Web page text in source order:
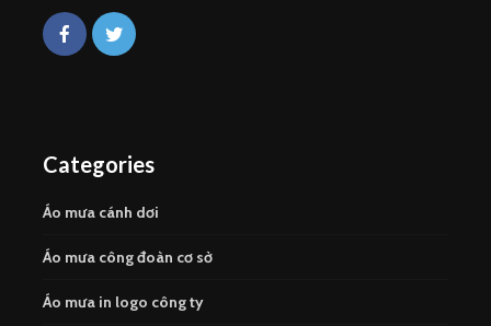
Categories
Áo mưa cánh dơi
Áo mưa công đoàn cơ sở
Áo mưa in logo công ty